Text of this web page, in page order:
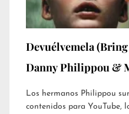
Devuélvemela
Danny Philippou &
Los hermanos Philippou
contenidos para YouTube,